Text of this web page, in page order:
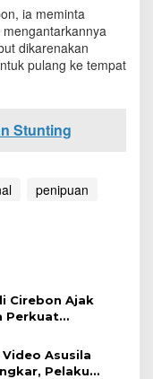
ia meminta
dikarenakan
pulang ke tempat
Stunting
penipuan
Cirebon Ajak
Perkuat
Harjad ke-
Video Asusila
Pelaku